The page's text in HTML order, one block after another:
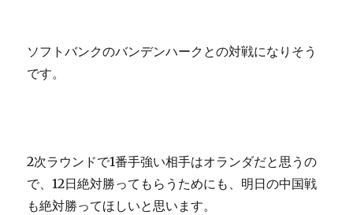
ソフトバンクのバンデンハークとの対戦になりそう
です。
2次ラウンドで1番手強い相手はオランダだと思うの
で、12日絶対勝ってもらうためにも、明日の中国戦
も絶対勝ってほしいと思います。